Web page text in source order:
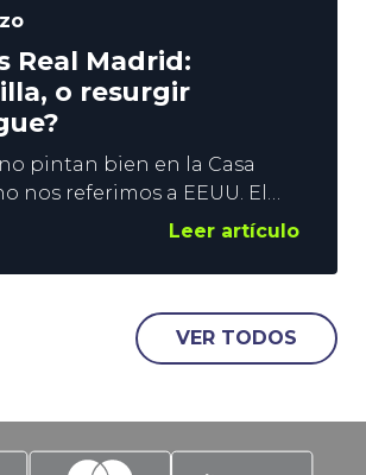
Real Madrid:
o resurgir
no pintan bien en la Casa
nos referimos a EEUU. El
2 derrotas
no son buenas. El título
posible, pero la imagen del
pobre, y nadie sabe qué
los de Arbeloa en el Celta vs
Leer artículo
VER TODOS